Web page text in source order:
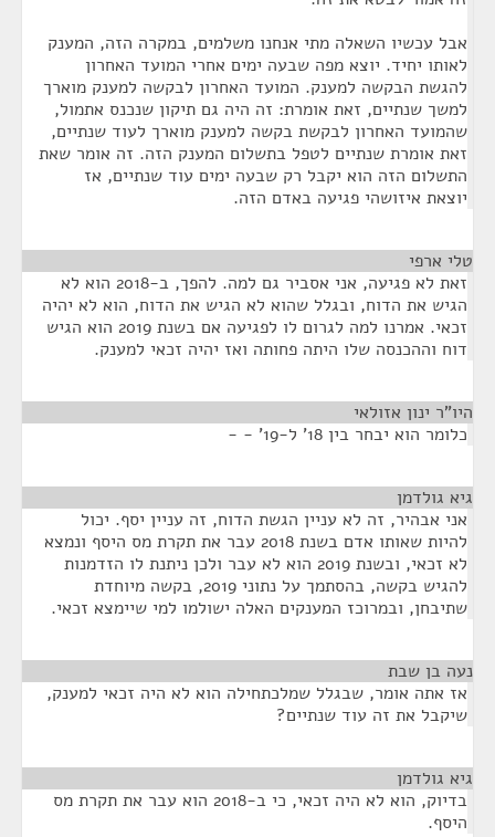
אבל עכשיו השאלה מתי אנחנו משלמים, במקרה הזה, המענק
לאותו יחיד. יוצא מפה שבעה ימים אחרי המועד האחרון
להגשת הבקשה למענק. המועד האחרון לבקשה למענק מוארך
למשך שנתיים, זאת אומרת: זה היה גם תיקון שנכנס אתמול,
שהמועד האחרון לבקשת בקשה למענק מוארך לעוד שנתיים,
זאת אומרת שנתיים לטפל בתשלום המענק הזה. זה אומר שאת
התשלום הזה הוא יקבל רק שבעה ימים עוד שנתיים, אז
יוצאת איזושהי פגיעה באדם הזה.
טלי ארפי
זאת לא פגיעה, אני אסביר גם למה. להפך, ב-2018 הוא לא
הגיש את הדוח, ובגלל שהוא לא הגיש את הדוח, הוא לא יהיה
זכאי. אמרנו למה לגרום לו לפגיעה אם בשנת 2019 הוא הגיש
דוח וההכנסה שלו היתה פחותה ואז יהיה זכאי למענק.
היו"ר ינון אזולאי
כלומר הוא יבחר בין 18' ל-19' - -
גיא גולדמן
אני אבהיר, זה לא עניין הגשת הדוח, זה עניין יסף. יכול
להיות שאותו אדם בשנת 2018 עבר את תקרת מס היסף ונמצא
לא זכאי, ובשנת 2019 הוא לא עבר ולכן ניתנת לו הזדמנות
להגיש בקשה, בהסתמך על נתוני 2019, בקשה מיוחדת
שתיבחן, ובמרוכז המענקים האלה ישולמו למי שיימצא זכאי.
נעה בן שבת
אז אתה אומר, שבגלל שמלכתחילה הוא לא היה זכאי למענק,
שיקבל את זה עוד שנתיים?
גיא גולדמן
בדיוק, הוא לא היה זכאי, כי ב-2018 הוא עבר את תקרת מס
היסף.